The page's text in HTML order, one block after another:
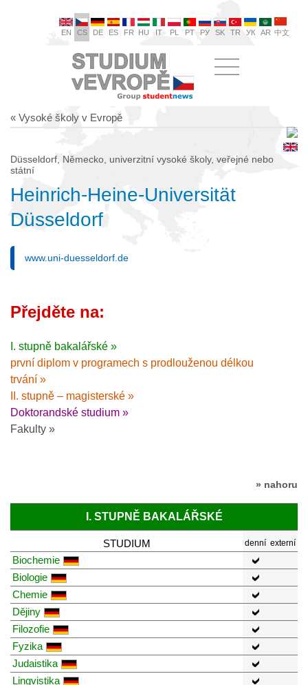
EN CS DE ES FR HU IT PL PT РУ SK TR УК AR 中文
« Vysoké školy v Evropě
Düsseldorf, Německo, univerzitní vysoké školy, veřejné nebo
státní
Heinrich-Heine-Universität
Düsseldorf
www.uni-duesseldorf.de
Přejděte na:
I. stupně bakalářské »
první diplom v programech s prodlouženou délkou
trvání »
II. stupně – magisterské »
Doktorandské studium »
Fakulty »
» nahoru
I. STUPNĚ BAKALÁŘSKÉ
STUDIUM denní externí
Biochemie
Biologie
Chemie
Dějiny
Filozofie
Fyzika
Judaistika
Lingvistika